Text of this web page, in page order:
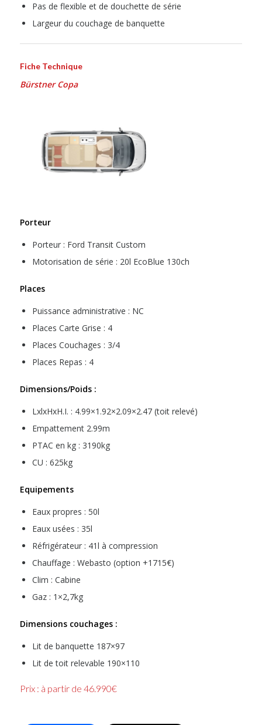
Pas de flexible et de douchette de série
Largeur du couchage de banquette
Fiche Technique
Bürstner Copa
Porteur
Porteur : Ford Transit Custom
Motorisation de série : 20l EcoBlue 130ch
Places
Puissance administrative : NC
Places Carte Grise : 4
Places Couchages : 3/4
Places Repas : 4
Dimensions/Poids :
LxlxHxH.I. : 4.99×1.92×2.09×2.47 (toit relevé)
Empattement 2.99m
PTAC en kg : 3190kg
CU : 625kg
Equipements
Eaux propres : 50l
Eaux usées : 35l
Réfrigérateur : 41l à compression
Chauffage : Webasto (option +1715€)
Clim : Cabine
Gaz : 1×2,7kg
Dimensions couchages :
Lit de banquette 187×97
Lit de toit relevable 190×110
Prix : à partir de 46.990€